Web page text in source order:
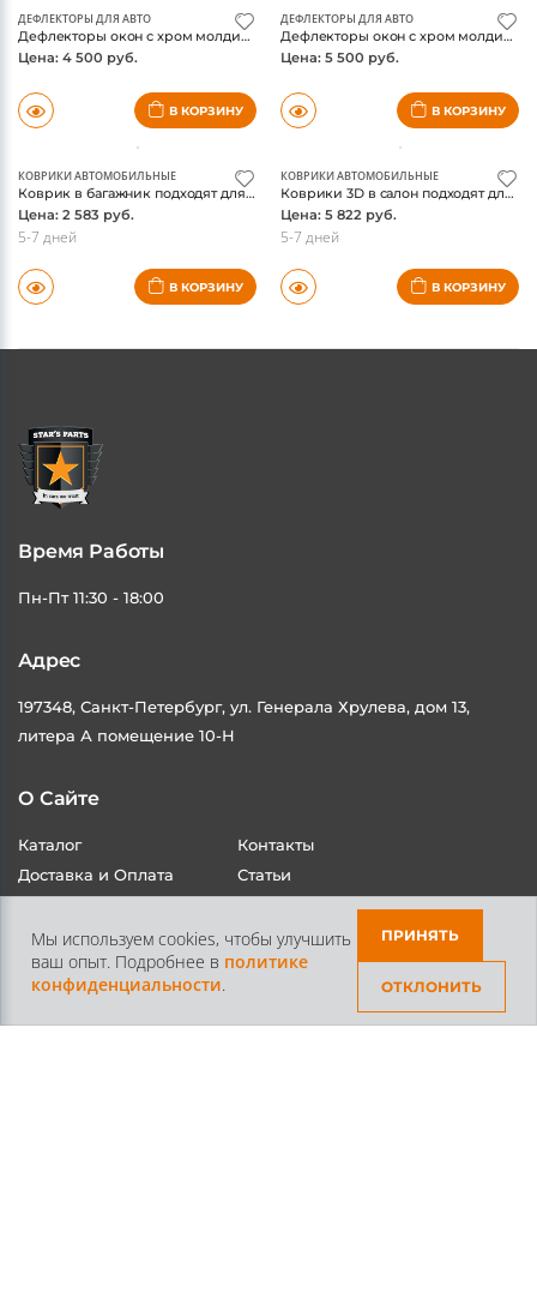
ваш опыт. Подробнее в политике
конфиденциальности
ПРИНЯТЬ
ОТКЛОНИТЬ
ДЕФЛЕКТОРЫ ДЛЯ АВТО
Дефлекторы окон с хром молдингом Lixiang L7, комплект 4 части
Цена: 4 500 руб.
В КОРЗИНУ
ДЕФЛЕКТОРЫ ДЛЯ АВТО
Дефлекторы окон с хром молдингом Lixiang L7, комплект 6 частей
Цена: 5 500 руб.
В КОРЗИНУ
КОВРИКИ АВТОМОБИЛЬНЫЕ
Коврик в багажник подходят для LiXiang L7 2023 - Внедорожник 5 дв. 1шт. (полиуретан)
Цена: 2 583 руб.
5-7 дней
В КОРЗИНУ
КОВРИКИ АВТОМОБИЛЬНЫЕ
Коврики 3D в салон подходят для LiXiang L7 2023 - 4шт. (полиуретан)
Цена: 5 822 руб.
5-7 дней
В КОРЗИНУ
Время Работы
Пн-Пт 11:30 - 18:00
Адрес
197348, Санкт-Петербург, ул. Генерала Хрулева, дом 13,
литера А помещение 10-Н
О Сайте
Каталог
Доставка и Оплата
Контакты
Статьи